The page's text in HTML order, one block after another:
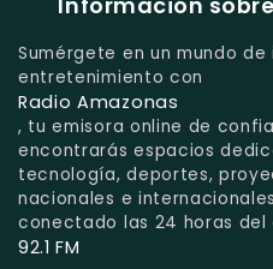
Sumérgete en un mundo
entretenimiento con
Radio Amazonas
, tu emisora online de
encontrarás espacios
tecnología, deportes,
nacionales e
conectado las 24 horas del
92.1 FM